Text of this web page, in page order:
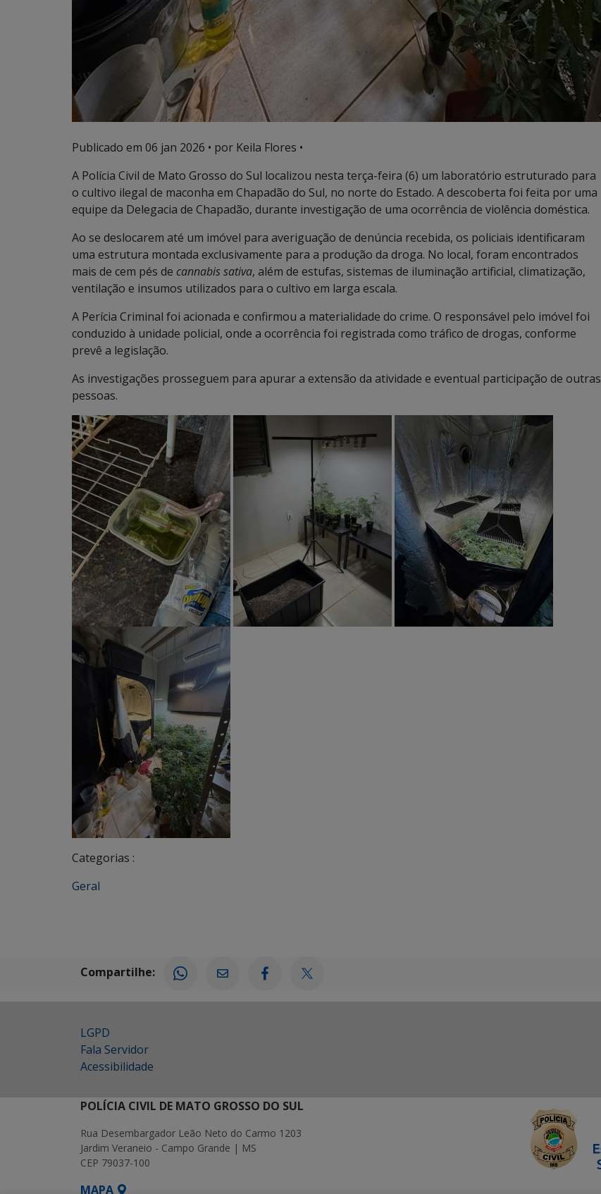
Publicado em 06 jan 2026 • por Keila Flores •
A Polícia Civil de Mato Grosso do Sul localizou nesta terça-feira (6) um laboratório estruturado para
o cultivo ilegal de maconha em Chapadão do Sul, no norte do Estado. A descoberta foi feita por uma
equipe da Delegacia de Chapadão, durante investigação de uma ocorrência de violência doméstica.
Ao se deslocarem até um imóvel para averiguação de denúncia recebida, os policiais identificaram
uma estrutura montada exclusivamente para a produção da droga. No local, foram encontrados
mais de cem pés de cannabis sativa, além de estufas, sistemas de iluminação artificial, climatização,
ventilação e insumos utilizados para o cultivo em larga escala.
A Perícia Criminal foi acionada e confirmou a materialidade do crime. O responsável pelo imóvel foi
conduzido à unidade policial, onde a ocorrência foi registrada como tráfico de drogas, conforme
prevê a legislação.
As investigações prosseguem para apurar a extensão da atividade e eventual participação de outras
pessoas.
Categorias :
Geral
Compartilhe:
LGPD
Fala Servidor
Acessibilidade
POLÍCIA CIVIL DE MATO GROSSO DO SUL
Rua Desembargador Leão Neto do Carmo 1203
Jardim Veraneio - Campo Grande | MS
CEP 79037-100
MAPA